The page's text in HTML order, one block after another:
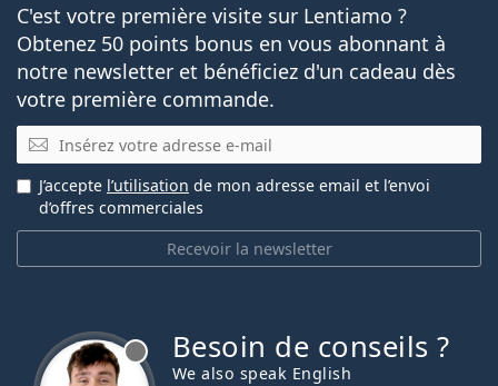
C'est votre première visite sur Lentiamo ?
Obtenez 50 points bonus en vous abonnant à
notre newsletter et bénéficiez d'un cadeau dès
votre première commande.
E-mail
Recevoir la newsletter
J’accepte l’utilisation de mon adresse email et l’envoi
d’offres commerciales
Besoin de conseils ?
We also speak English